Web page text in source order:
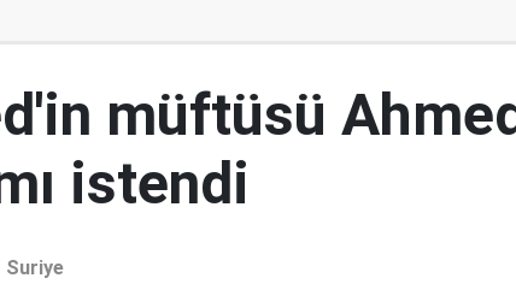
müftüsü
istendi
Suriye